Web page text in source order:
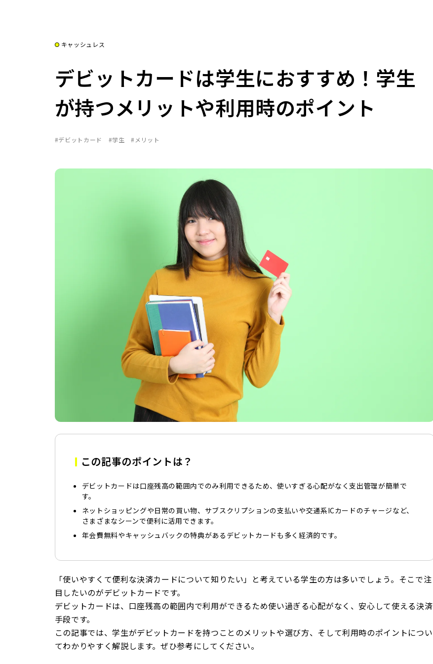
キャッシュレス
デビットカードは学生におすすめ！学生
が持つメリットや利用時のポイント
#デビットカード #学生 #メリット
この記事のポイントは？
デビットカードは口座残高の範囲内でのみ利用できるため、使いすぎる心配がなく支出管理が簡単で
す。
ネットショッピングや日常の買い物、サブスクリプションの支払いや交通系ICカードのチャージなど、
さまざまなシーンで便利に活用できます。
年会費無料やキャッシュバックの特典があるデビットカードも多く経済的です。
「使いやすくて便利な決済カードについて知りたい」と考えている学生の方は多いでしょう。そこで注
目したいのがデビットカードです。
デビットカードは、口座残高の範囲内で利用ができるため使い過ぎる心配がなく、安心して使える決済
手段です。
この記事では、学生がデビットカードを持つことのメリットや選び方、そして利用時のポイントについ
てわかりやすく解説します。ぜひ参考にしてください。